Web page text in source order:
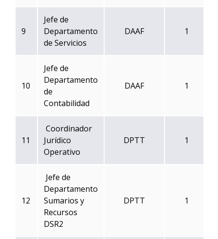
9
Jefe de
Departamento
de Servicios
DAAF 1
10
Jefe de
Departamento
de
Contabilidad
DAAF 1
11
Coordinador
Jurídico
Operativo
DPTT 1
12
Jefe de
Departamento
Sumarios y
Recursos
DSR2
DPTT 1